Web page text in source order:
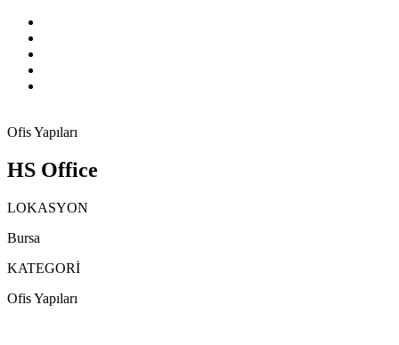
Ofis Yapıları
HS Office
LOKASYON
Bursa
KATEGORİ
Ofis Yapıları